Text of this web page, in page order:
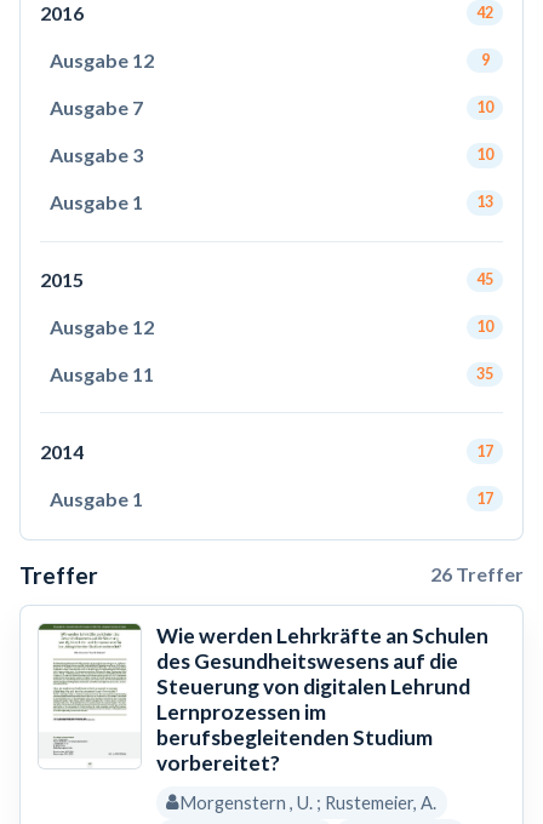
2016 42
Ausgabe 12 9
Ausgabe 7 10
Ausgabe 3 10
Ausgabe 1 13
2015 45
Ausgabe 12 10
Ausgabe 11 35
2014 17
Ausgabe 1 17
Treffer 26 Treffer
Wie werden Lehrkräfte an Schulen
des Gesundheitswesens auf die
Steuerung von digitalen Lehrund
Lernprozessen im
berufsbegleitenden Studium
vorbereitet?
Morgenstern , U. ; Rustemeier, A.